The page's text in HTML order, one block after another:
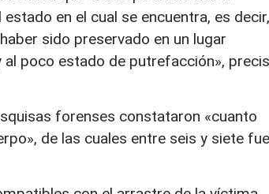
en el cual se encuentra, es decir,
sido preservado en un lugar
poco estado de putrefacción»,
forenses constataron «cuanto
de las cuales entre seis y siete